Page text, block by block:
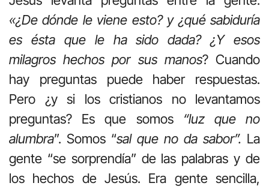
«¿De dónde le viene esto? y ¿qué sabiduría
es ésta que le ha sido dada? ¿Y esos
milagros hechos por sus manos? Cuando
hay preguntas puede haber respuestas.
Pero ¿y si los cristianos no levantamos
preguntas? Es que somos “luz que no
alumbra”. Somos “sal que no da sabor”. La
gente “se sorprendía” de las palabras y de
los hechos de Jesús. Era gente sencilla,